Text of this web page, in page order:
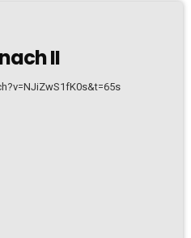
II